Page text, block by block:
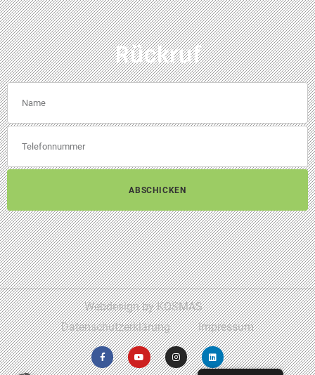
Rückruf
ABSCHICKEN
Webdesign by KOSMAS
Datenschutzerklärung
Impressum